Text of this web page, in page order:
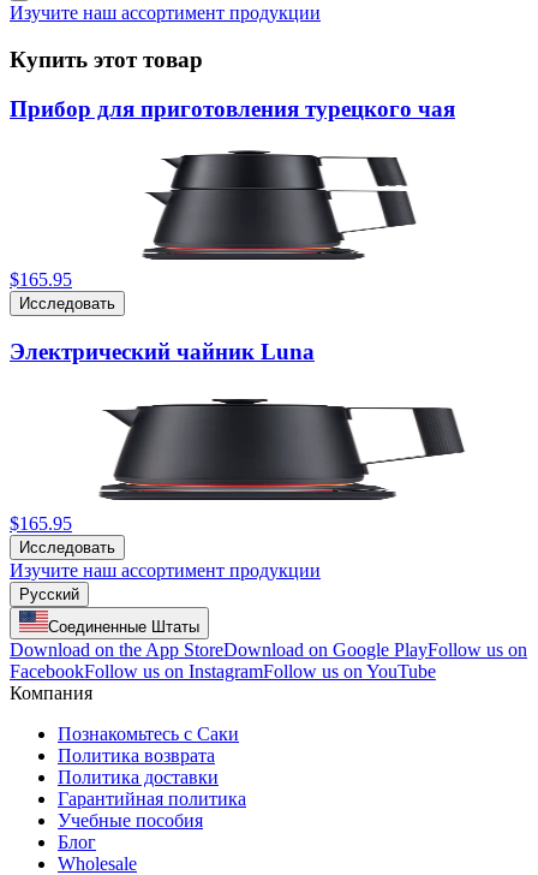
Изучите наш ассортимент продукции
Купить этот товар
Прибор для приготовления турецкого чая
$165.95
Исследовать
Электрический чайник Luna
$165.95
Исследовать
Изучите наш ассортимент продукции
Русский
Соединенные Штаты
Download on the App StoreDownload on Google PlayFollow us on
FacebookFollow us on InstagramFollow us on YouTube
Компания
Познакомьтесь с Саки
Политика возврата
Политика доставки
Гарантийная политика
Учебные пособия
Блог
Wholesale